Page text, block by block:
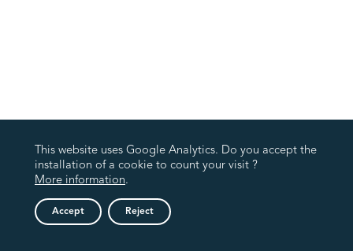
This website uses Google Analytics. Do you accept the
installation of a cookie to count your visit ?
More information.
Accept Reject